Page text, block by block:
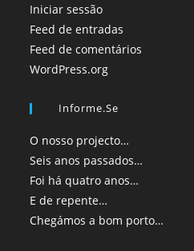
Iniciar sessão
Feed de entradas
Feed de comentários
WordPress.org
Informe.se
O nosso projecto…
Seis anos passados…
Foi há quatro anos…
E de repente…
Chegámos a bom porto…